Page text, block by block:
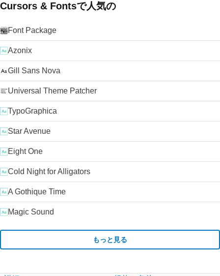
Cursors & Fontsで人気の
Font Package
Azonix
Gill Sans Nova
Universal Theme Patcher
TypoGraphica
Star Avenue
Eight One
Cold Night for Alligators
A Gothique Time
Magic Sound
もっと見る